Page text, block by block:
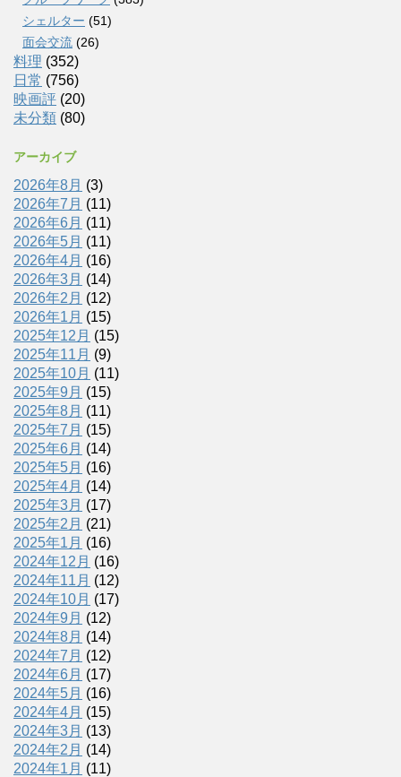
シェルター (51)
面会交流 (26)
料理 (352)
日常 (756)
映画評 (20)
未分類 (80)
アーカイブ
2026年8月 (3)
2026年7月 (11)
2026年6月 (11)
2026年5月 (11)
2026年4月 (16)
2026年3月 (14)
2026年2月 (12)
2026年1月 (15)
2025年12月 (15)
2025年11月 (9)
2025年10月 (11)
2025年9月 (15)
2025年8月 (11)
2025年7月 (15)
2025年6月 (14)
2025年5月 (16)
2025年4月 (14)
2025年3月 (17)
2025年2月 (21)
2025年1月 (16)
2024年12月 (16)
2024年11月 (12)
2024年10月 (17)
2024年9月 (12)
2024年8月 (14)
2024年7月 (12)
2024年6月 (17)
2024年5月 (16)
2024年4月 (15)
2024年3月 (13)
2024年2月 (14)
2024年1月 (11)